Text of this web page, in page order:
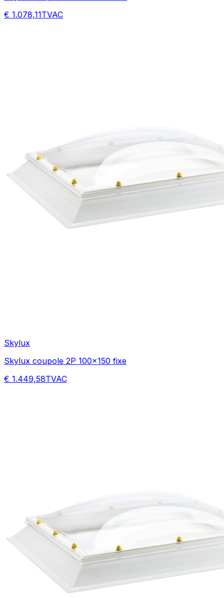
€ 1.078,11TVAC
Skylux
Skylux coupole 2P 100x150 fixe
€ 1.449,58TVAC